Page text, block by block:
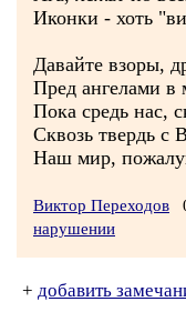
Иконки - хоть
Давайте взоры,
Пред ангелами в
Пока средь нас,
Сквозь твердь с
Наш мир,
Виктор Переходов
нарушении
+ добавить